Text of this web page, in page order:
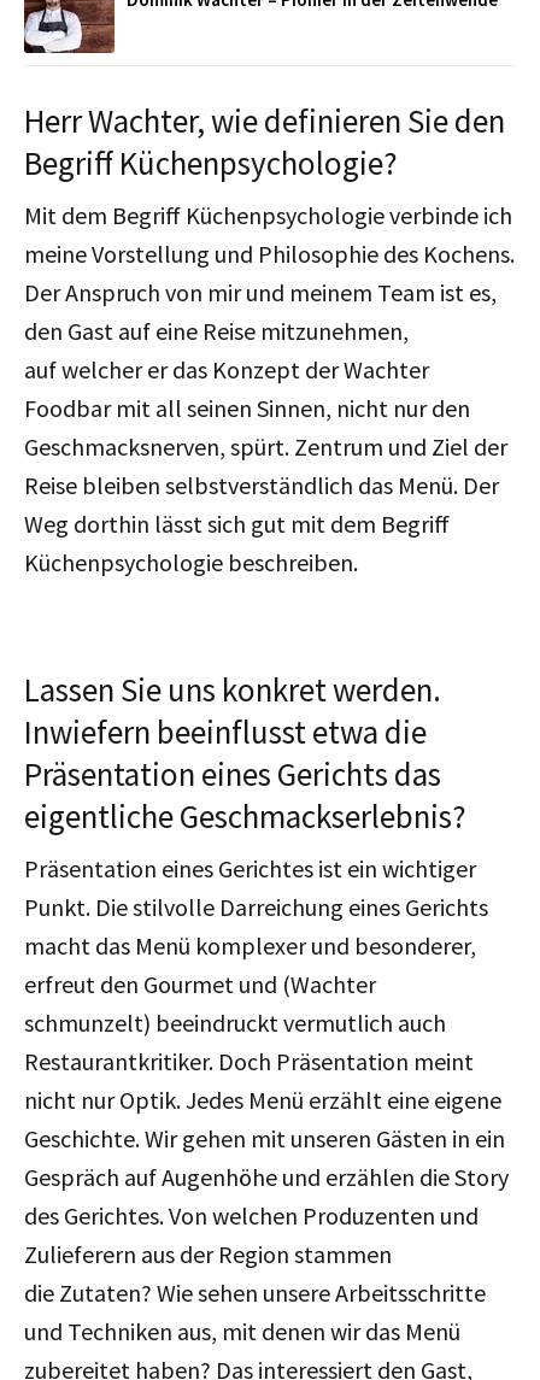
Herr Wachter, wie definieren Sie den
Begriff Küchenpsychologie?
Mit dem Begriff Küchenpsychologie verbinde ich
meine Vorstellung und Philosophie des Kochens.
Der Anspruch von mir und meinem Team ist es,
den Gast auf eine Reise mitzunehmen,
auf welcher er das Konzept der Wachter
Foodbar mit all seinen Sinnen, nicht nur den
Geschmacksnerven, spürt. Zentrum und Ziel der
Reise bleiben selbstverständlich das Menü. Der
Weg dorthin lässt sich gut mit dem Begriff
Küchenpsychologie beschreiben.
Lassen Sie uns konkret werden.
Inwiefern beeinflusst etwa die
Präsentation eines Gerichts das
eigentliche Geschmackserlebnis?
Präsentation eines Gerichtes ist ein wichtiger
Punkt. Die stilvolle Darreichung eines Gerichts
macht das Menü komplexer und besonderer,
erfreut den Gourmet und (Wachter
schmunzelt) beeindruckt vermutlich auch
Restaurantkritiker. Doch Präsentation meint
nicht nur Optik. Jedes Menü erzählt eine eigene
Geschichte. Wir gehen mit unseren Gästen in ein
Gespräch auf Augenhöhe und erzählen die Story
des Gerichtes. Von welchen Produzenten und
Zulieferern aus der Region stammen
die Zutaten? Wie sehen unsere Arbeitsschritte
und Techniken aus, mit denen wir das Menü
zubereitet haben? Das interessiert den Gast,